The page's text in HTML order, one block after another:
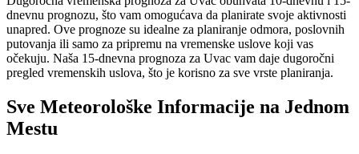
dnevnu prognozu, što vam omogućava da planirate svoje aktivnosti
unapred. Ove prognoze su idealne za planiranje odmora, poslovnih
putovanja ili samo za pripremu na vremenske uslove koji vas
očekuju. Naša 15-dnevna prognoza za Uvac vam daje dugoročni
pregled vremenskih uslova, što je korisno za sve vrste planiranja.
Sve Meteorološke Informacije na Jednom
Mestu